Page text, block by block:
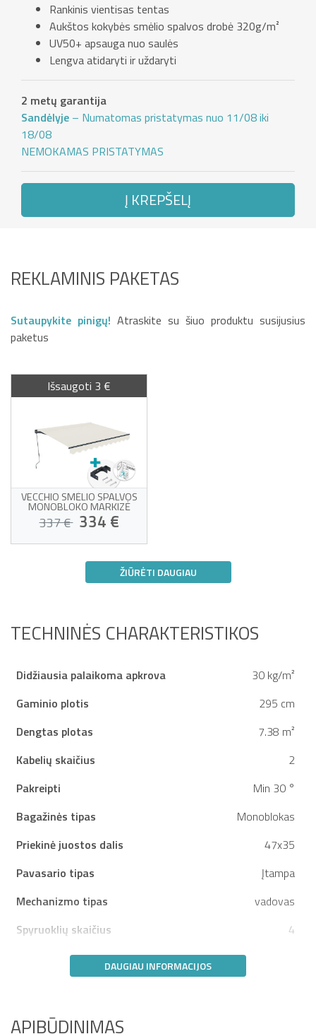
Rankinis vientisas tentas
Aukštos kokybės smėlio spalvos drobė 320g/m²
UV50+ apsauga nuo saulės
Lengva atidaryti ir uždaryti
2 metų garantija
Sandėlyje – Numatomas pristatymas nuo 11/08 iki
18/08
NEMOKAMAS PRISTATYMAS
Į KREPŠELĮ
REKLAMINIS PAKETAS
Sutaupykite pinigų! Atraskite su šiuo produktu susijusius
paketus
Išsaugoti 3 €
VECCHIO SMĖLIO SPALVOS
MONOBLOKO MARKIZĖ
300X250 CM SU LUBŲ
TVIRTINIMU
337 € 334 €
tvirtinimu prie lubų
Aukštos kokybės smėlio
spalvos audinys, 320 g/m²
uždaryti
Jūsų namuose nuo 24/08!
ŽIŪRĖTI DAUGIAU
TECHNINĖS CHARAKTERISTIKOS
Didžiausia palaikoma apkrova
30 kg/m²
Gaminio plotis
295 cm
Dengtas plotas
7.38 m²
Kabelių skaičius
2
Pakreipti
Min 30 °
Bagažinės tipas
Monoblokas
Priekinė juostos dalis
47x35
Pavasario tipas
Įtampa
Mechanizmo tipas
vadovas
Spyruoklių skaičius
4
DAUGIAU INFORMACIJOS
APIBŪDINIMAS